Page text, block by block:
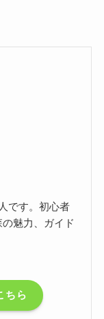
です。初心者
魅力、ガイド
ちら